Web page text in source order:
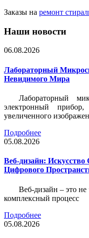
Заказы на ремонт
Наши новости
06.08.2026
Лабораторный
Невидимого Мира
Лабораторный
электронный
увеличенного
Подробнее
05.08.2026
Веб-дизайн:
Цифрового
Веб-дизайн – это
комплексный процесс
Подробнее
05.08.2026